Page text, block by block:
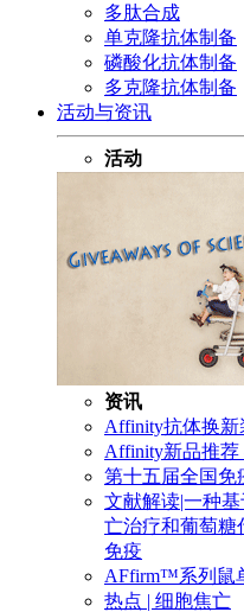
多肽合成
单克隆抗体制备
磷酸化抗体制备
多克隆抗体制备
活动与资讯
活动
资讯
Affinity抗体换新
Affinity新品推
第十五届全国免
文献解读|一种
亡治疗和葡萄糖
免疫
AFfirm™系列鼠
热点 | 细胞焦亡